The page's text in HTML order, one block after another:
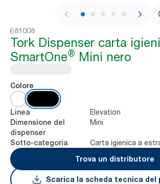
1 / 9
681008
Tork Dispenser carta
SmartOne® Mini nero
Colore
Linea Elevation
Dimensione del
dispenser
Mini
Sotto-categoria
Carta igienica a
Trova un distributore
Scarica la scheda tecnica